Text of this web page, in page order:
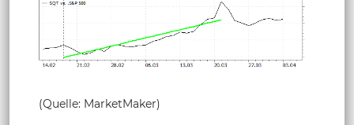
(Quelle: MarketMaker)